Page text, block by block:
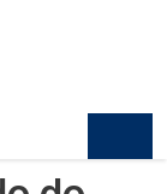
visita